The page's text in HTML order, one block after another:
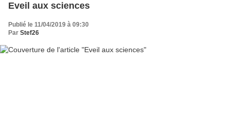
Eveil aux sciences
Publié le 11/04/2019 à 09:30
Par Stef26